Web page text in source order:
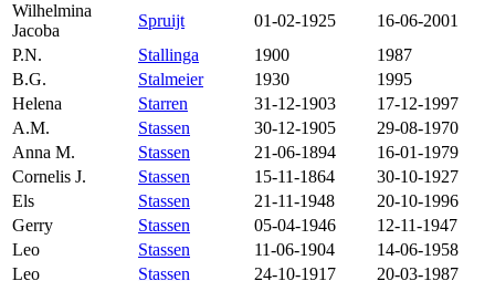
Wilhelmina
Jacoba
Spruijt 01-02-1925
16-06-2001
P.N.
Stallinga 1900
1987
B.G.
Stalmeier 1930
1995
Helena
Starren 31-12-1903
17-12-1997
A.M.
Stassen 30-12-1905
29-08-1970
Anna M.
Stassen 21-06-1894
16-01-1979
Cornelis J.
Stassen 15-11-1864
30-10-1927
Els
Stassen 21-11-1948
20-10-1996
Gerry
Stassen 05-04-1946
12-11-1947
Leo
Stassen 11-06-1904
14-06-1958
Leo
Stassen 24-10-1917
20-03-1987